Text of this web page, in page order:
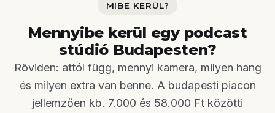
MIBE KERÜL?
Mennyibe kerül egy podcast
stúdió Budapesten?
Röviden: attól függ, mennyi kamera, milyen hang
és milyen extra van benne. A budapesti piacon
jellemzően kb. 7.000 és 58.000 Ft közötti